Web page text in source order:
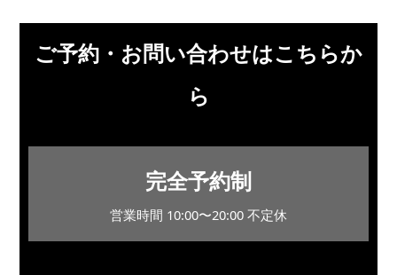
ご予約・お問い合わせはこちらか
ら
完全予約制
営業時間 10:00〜20:00 不定休